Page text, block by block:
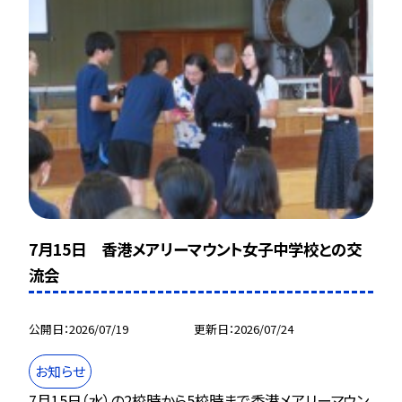
7月15日 香港メアリーマウント女子中学校との交
流会
公開日 2026/07/19 更新日 2026/07/24
お知らせ